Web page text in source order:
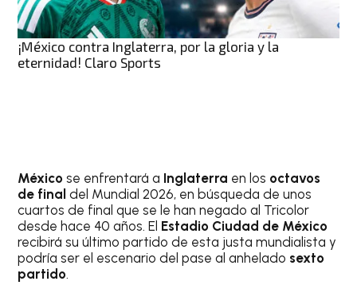
¡México contra Inglaterra, por la gloria y la
eternidad! Claro Sports
México se enfrentará a Inglaterra en los octavos
de final del Mundial 2026, en búsqueda de unos
cuartos de final que se le han negado al Tricolor
desde hace 40 años. El Estadio Ciudad de México
recibirá su último partido de esta justa mundialista y
podría ser el escenario del pase al anhelado sexto
partido.